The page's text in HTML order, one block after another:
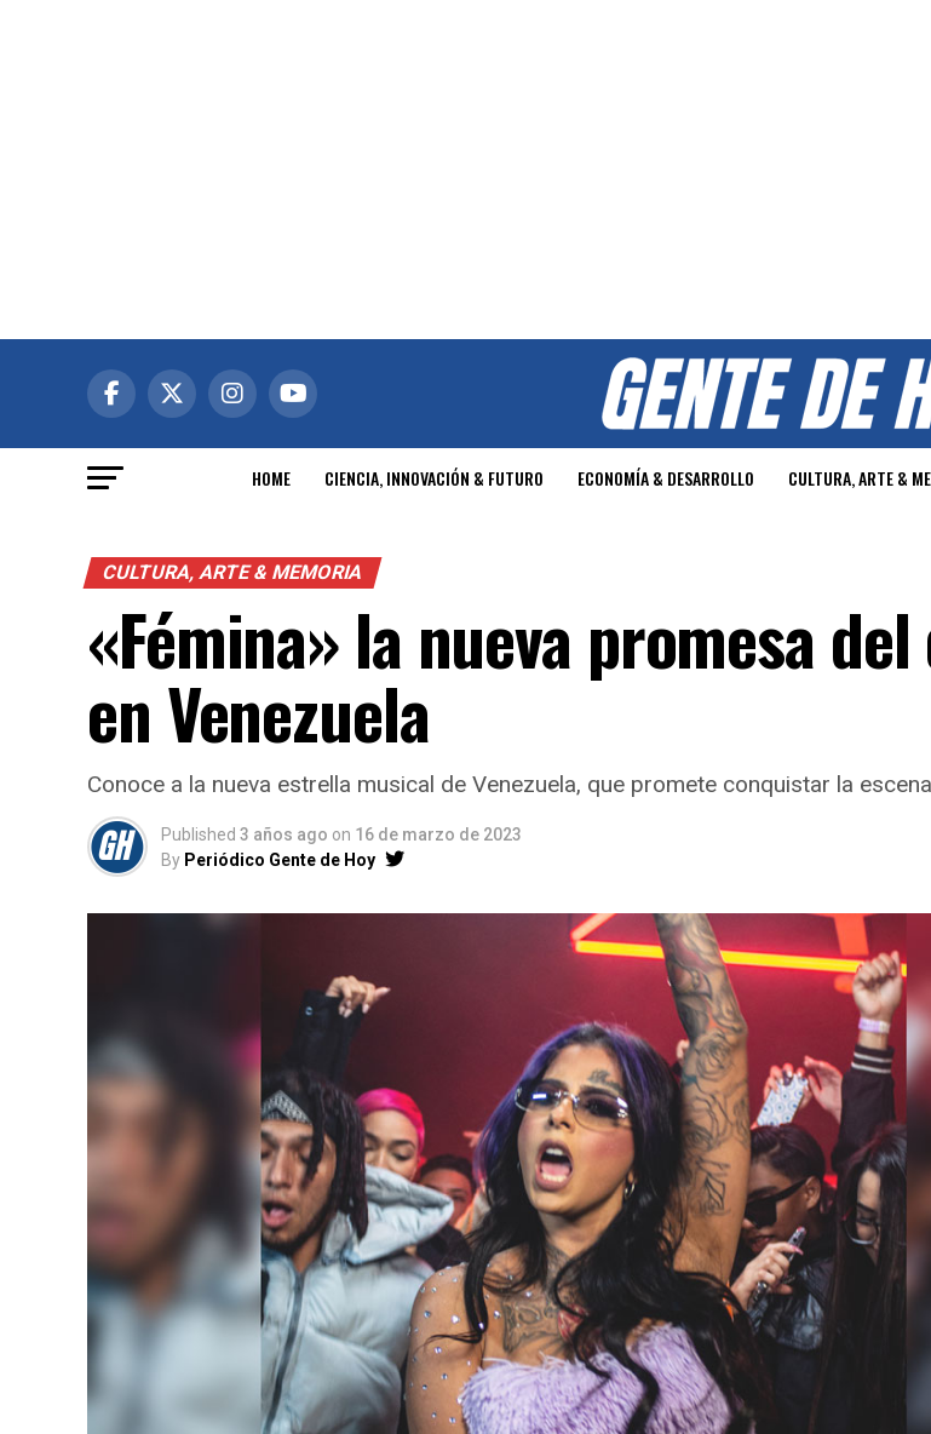
HOME CIENCIA, INNOVACIÓN & FUTURO ECONOMÍA & DESARROLLO CULTURA, ARTE &
CULTURA, ARTE & MEMORIA
«Fémina» la nueva promesa
en Venezuela
Conoce a la nueva estrella musical de Venezuela, que promete conquistar la
Published 3 años ago on 16 de marzo de 2023
By Periódico Gente de Hoy